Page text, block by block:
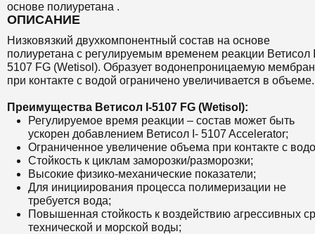
основе полиуретана .
ОПИСАНИЕ
Низковязкий двухкомпонентный состав на основе
полиуретана с регулируемым временем реакции Ветисол
5107 FG (Wetisol). Образует водонепроницаемую
при контакте с водой ограничено увеличивается в объеме.
Преимущества Ветисол I-5107 FG (Wetisol):
Регулируемое время реакции – состав может быть
ускорен добавлением Ветисол I- 5107 Accelerator;
Ограниченное увеличение объема при контакте с
Стойкость к циклам заморозки/разморозки;
Высокие физико-механические показатели;
Для инициирования процесса полимеризации не
требуется вода;
Повышенная стойкость к воздействию агрессивных
технической и морской воды;